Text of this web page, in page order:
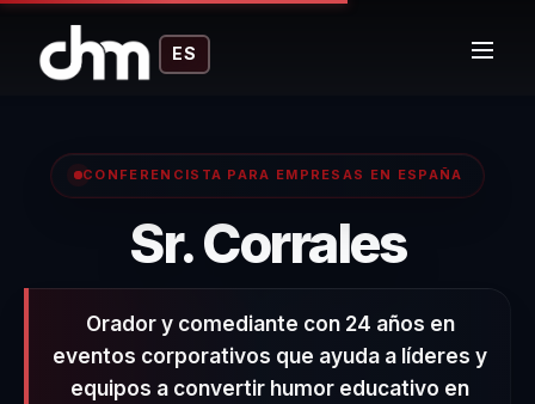
ES
CONFERENCISTA PARA EMPRESAS EN ESPAÑA
Sr. Corrales–
Orador y comediante con 24 años en
eventos corporativos que ayuda a líderes y
equipos a convertir humor educativo en